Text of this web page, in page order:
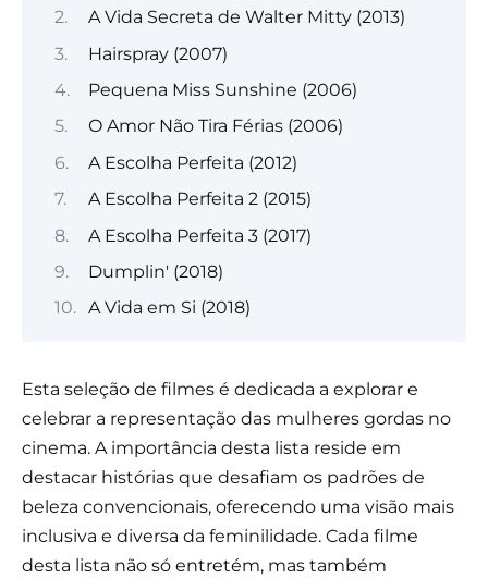
A Vida Secreta de Walter Mitty (2013)
Hairspray (2007)
Pequena Miss Sunshine (2006)
O Amor Não Tira Férias (2006)
A Escolha Perfeita (2012)
A Escolha Perfeita 2 (2015)
A Escolha Perfeita 3 (2017)
Dumplin' (2018)
A Vida em Si (2018)
Esta seleção de filmes é dedicada a explorar e
celebrar a representação das mulheres gordas no
cinema. A importância desta lista reside em
destacar histórias que desafiam os padrões de
beleza convencionais, oferecendo uma visão mais
inclusiva e diversa da feminilidade. Cada filme
desta lista não só entretém, mas também